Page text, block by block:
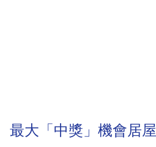
最大「中獎」機會居屋